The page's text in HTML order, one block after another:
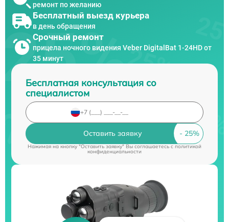
ремонт по желанию
Бесплатный выезд курьера
в день обращения
Срочный ремонт
прицела ночного видения Veber DigitalBat 1-24HD от
35 минут
Бесплатная консультация со
специалистом
Оставить заявку
Нажимая на кнопку "Оставить заявку" Вы соглашаетесь cполитикой
конфиденциальности